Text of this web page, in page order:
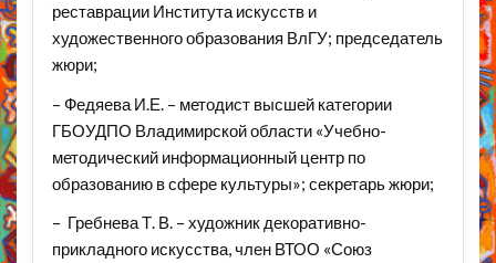
реставрации Института искусств и
художественного образования ВлГУ; председатель
жюри;
– Федяева И.Е. – методист высшей категории
ГБОУДПО Владимирской области «Учебно-
методический информационный центр по
образованию в сфере культуры»; секретарь жюри;
– Гребнева Т. В. – художник декоративно-
прикладного искусства, член ВТОО «Союз